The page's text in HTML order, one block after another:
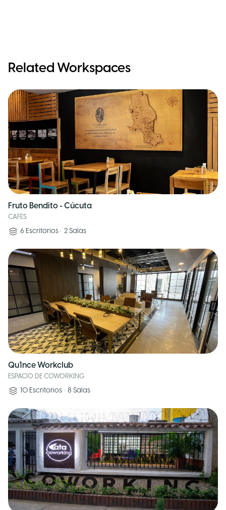
Related Workspaces
Fruto Bendito - Cúcuta
CAFES
6 Escritorios • 2 Salas
Qu1nce Workclub
ESPACIO DE COWORKING
10 Escritorios • 8 Salas